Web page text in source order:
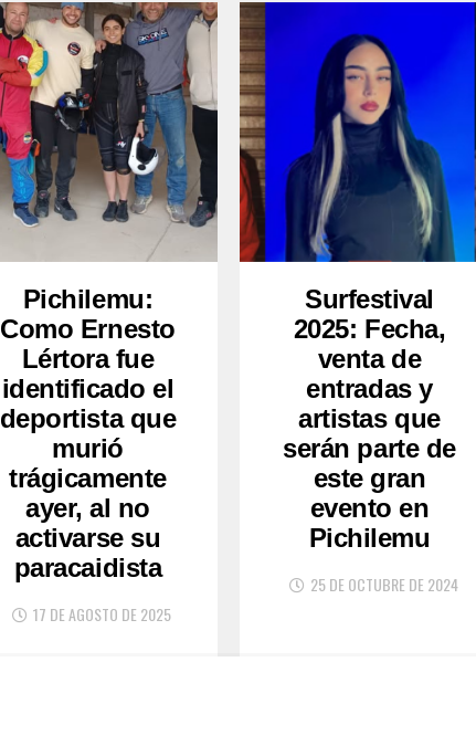
Pichilemu:
Como Ernesto
Lértora fue
identificado el
deportista que
murió
trágicamente
ayer, al no
activarse su
paracaidista
17 DE AGOSTO DE 2025
Surfestival
2025: Fecha,
venta de
entradas y
artistas que
serán parte de
este gran
evento en
Pichilemu
25 DE OCTUBRE DE 2024